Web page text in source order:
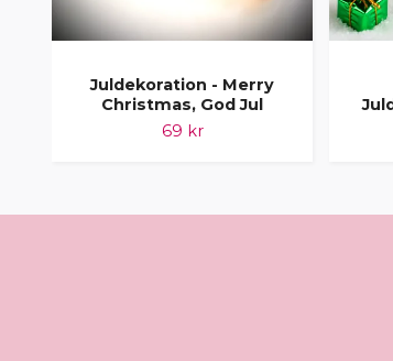
Juldekoration - Merry
Christmas, God Jul
69 kr